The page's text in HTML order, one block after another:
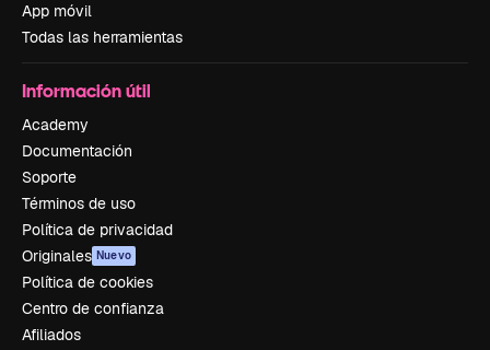
App móvil
Todas las herramientas
Información útil
Academy
Documentación
Soporte
Términos de uso
Política de privacidad
Originales Nuevo
Política de cookies
Centro de confianza
Afiliados